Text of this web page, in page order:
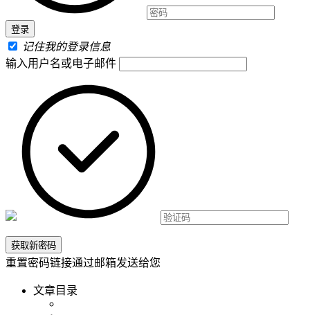
记住我的登录信息
输入用户名或电子邮件
重置密码链接通过邮箱发送给您
文章目录